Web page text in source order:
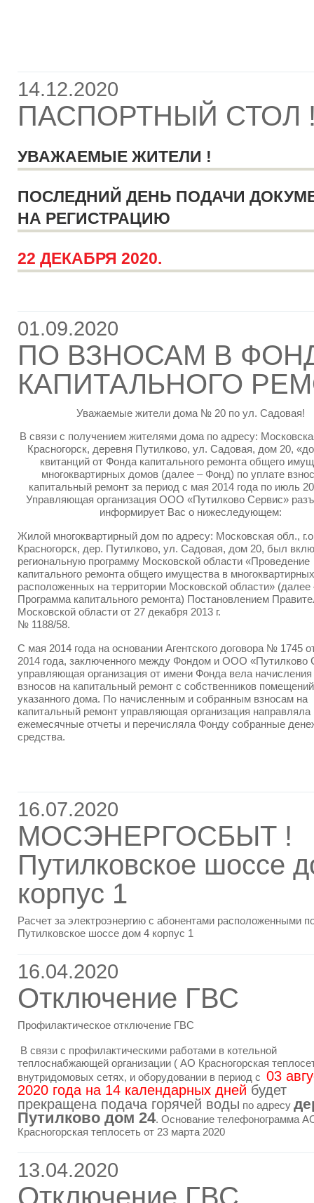
14.12.2020
ПАСПОРТНЫЙ СТОЛ
УВАЖАЕМЫЕ ЖИТЕЛИ !
ПОСЛЕДНИЙ ДЕНЬ ПОДАЧИ
НА РЕГИСТРАЦИЮ
22 ДЕКАБРЯ 2020.
01.09.2020
ПО ВЗНОСАМ В
КАПИТАЛЬНОГО
Уважаемые жители дома № 20 по ул. Садовая!
В связи с получением жителями дома по адресу:
Красногорск, деревня Путилково, ул. Садовая, дом 20,
квитанций от Фонда капитального ремонта общего
многоквартирных домов (далее – Фонд) по уплате
капитальный ремонт за период с мая 2014 года по июль
Управляющая организация ООО «Путилково Сервис»
информирует Вас о нижеследующем:
Жилой многоквартирный дом по адресу: Московская обл.,
Красногорск, дер. Путилково, ул. Садовая, дом 20, был
региональную программу Московской области «Проведение
капитального ремонта общего имущества в
расположенных на территории Московской области» (далее
Программа капитального ремонта) Постановлением
Московской области от 27 декабря 2013 г.
№ 1188/58.
С мая 2014 года на основании Агентского договора № 1745
2014 года, заключенного между Фондом и ООО «Путилково
управляющая организация от имени Фонда вела
взносов на капитальный ремонт с собственников помещений
указанного дома. По начисленным и собранным взносам на
капитальный ремонт управляющая организация
ежемесячные отчеты и перечисляла Фонду собранные
средства.
16.07.2020
МОСЭНЕРГОСБЫТ !
Путилковское шоссе
корпус 1
Расчет за электроэнергию с абонентами расположенными
Путилковское шоссе дом 4 корпус 1
16.04.2020
Отключение ГВС
Профилактическое отключение ГВС
В связи с профилактическими работами в котельной
теплоснабжающей организации ( АО Красногорская
внутридомовых сетях, и оборудовании в период с 03
2020 года на 14 календарных дней будет
прекращена подача горячей воды по адресу
Путилково дом 24. Основание телефонограмма
Красногорская теплосеть от 23 марта 2020
13.04.2020
Отключение ГВС